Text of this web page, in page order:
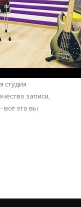
студия
записи,
всё это вы